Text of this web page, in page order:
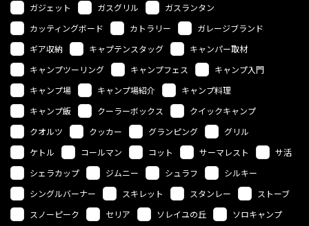
ガジェット
ガスグリル
ガスランタン
カッティングボード
カトラリー
ガレージブランド
ギア収納
キャプテンスタッグ
キャンパー取材
キャンプツーリング
キャンプフェス
キャンプ入門
キャンプ場
キャンプ場紹介
キャンプ料理
キャンプ飯
クーラーボックス
クイックキャンプ
クオルツ
クッカー グランピング
グリル
ケトル
コールマン コット サーマレスト
サ活
シェラカップ
ジムニー シュラフ
シルキー
シングルバーナー
スキレット スタンレー
ストーブ
スノーピーク
セリア ソレイユの丘
ソロキャンプ